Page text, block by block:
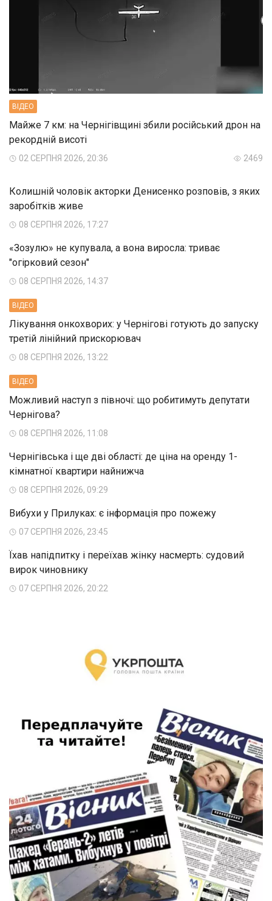
ВIДЕО
Майже 7 км: на Чернігівщині збили російський дрон на
рекордній висоті
02 СЕРПНЯ 2026, 20:36 2469
Колишній чоловік акторки Денисенко розповів, з яких
заробітків живе
08 СЕРПНЯ 2026, 17:27
«Зозулю» не купувала, а вона виросла: триває
"огірковий сезон"
08 СЕРПНЯ 2026, 14:37
ВIДЕО
Лікування онкохворих: у Чернігові готують до запуску
третій лінійний прискорювач
08 СЕРПНЯ 2026, 13:22
ВIДЕО
Можливий наступ з півночі: що робитимуть депутати
Чернігова?
08 СЕРПНЯ 2026, 11:08
Чернігівська і ще дві області: де ціна на оренду 1-
кімнатної квартири найнижча
08 СЕРПНЯ 2026, 09:29
Вибухи у Прилуках: є інформація про пожежу
07 СЕРПНЯ 2026, 23:45
Їхав напідпитку і переїхав жінку насмерть: судовий
вирок чиновнику
07 СЕРПНЯ 2026, 20:22